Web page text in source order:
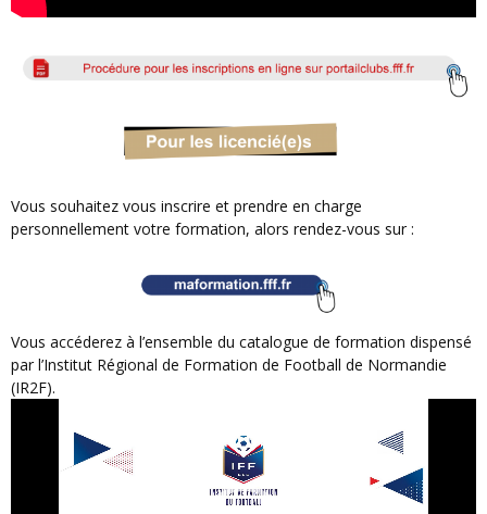
Vous souhaitez vous inscrire et prendre en charge
personnellement votre formation, alors rendez-vous sur :
Vous accéderez à l’ensemble du catalogue de formation dispensé
par l’Institut Régional de Formation de Football de Normandie
(IR2F).